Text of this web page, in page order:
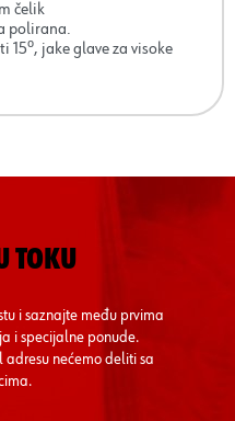
čelik
polirana.
jake glave za visoke
TOKU
i saznajte među prvima
i specijalne ponude.
nećemo deliti sa